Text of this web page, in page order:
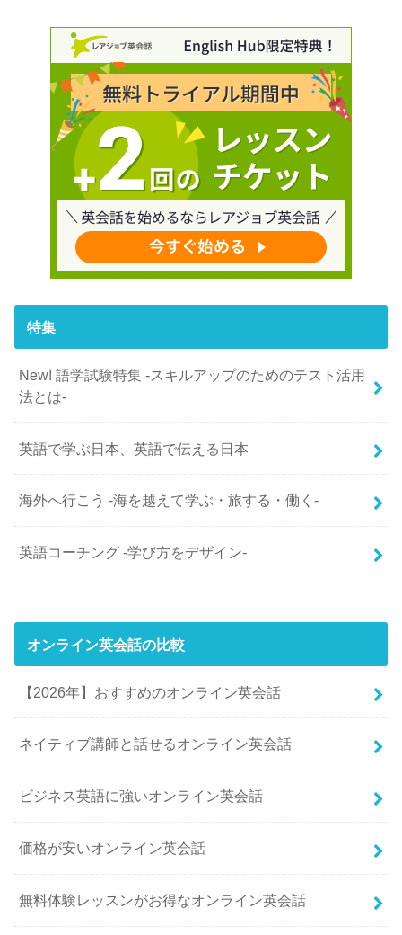
特集
New! 語学試験特集 -スキルアップのためのテスト活用
法とは-
英語で学ぶ日本、英語で伝える日本
海外へ行こう -海を越えて学ぶ・旅する・働く-
英語コーチング -学び方をデザイン-
オンライン英会話の比較
【2026年】おすすめのオンライン英会話
ネイティブ講師と話せるオンライン英会話
ビジネス英語に強いオンライン英会話
価格が安いオンライン英会話
無料体験レッスンがお得なオンライン英会話